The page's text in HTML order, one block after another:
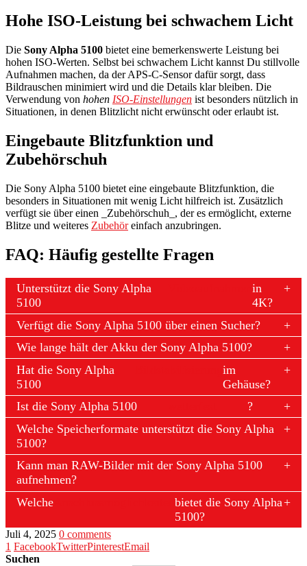
Hohe ISO-Leistung bei schwachem Licht
Die Sony Alpha 5100 bietet eine bemerkenswerte Leistung bei
hohen ISO-Werten. Selbst bei schwachem Licht kannst Du stillvolle
Aufnahmen machen, da der APS-C-Sensor dafür sorgt, dass
Bildrauschen minimiert wird und die Details klar bleiben. Die
Verwendung von hohen ISO-Einstellungen ist besonders nützlich in
Situationen, in denen Blitzlicht nicht erwünscht oder erlaubt ist.
Eingebaute Blitzfunktion und
Zubehörschuh
Die Sony Alpha 5100 bietet eine eingebaute Blitzfunktion, die
besonders in Situationen mit wenig Licht hilfreich ist. Zusätzlich
verfügt sie über einen _Zubehörschuh_, der es ermöglicht, externe
Blitze und weiteres Zubehöreinfach anzubringen.
FAQ: Häufig gestellte Fragen
Unterstützt die Sony Alpha
5100
Videoaufnahmenin
4K?
Verfügt die Sony Alpha 5100 über einen Sucher?
Wie lange hält der Akku der Sony Alpha 5100?
Hat die Sony Alpha
5100
Bildstabilisierungim
Gehäuse?
Ist die Sony Alpha 5100
?
Welche Speicherformate unterstützt die Sony Alpha
5100?
Kann man RAW-Bilder mit der Sony Alpha 5100
aufnehmen?
Welche
bietet die Sony Alpha
5100?
Juli 4, 2025 0 comments
1 FacebookTwitterPinterestEmail
Suchen